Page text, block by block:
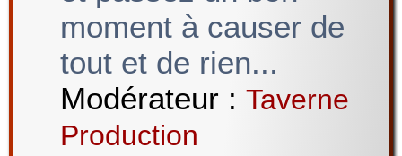
moment à causer de
tout et de rien...
Modérateur : Taverne
Production